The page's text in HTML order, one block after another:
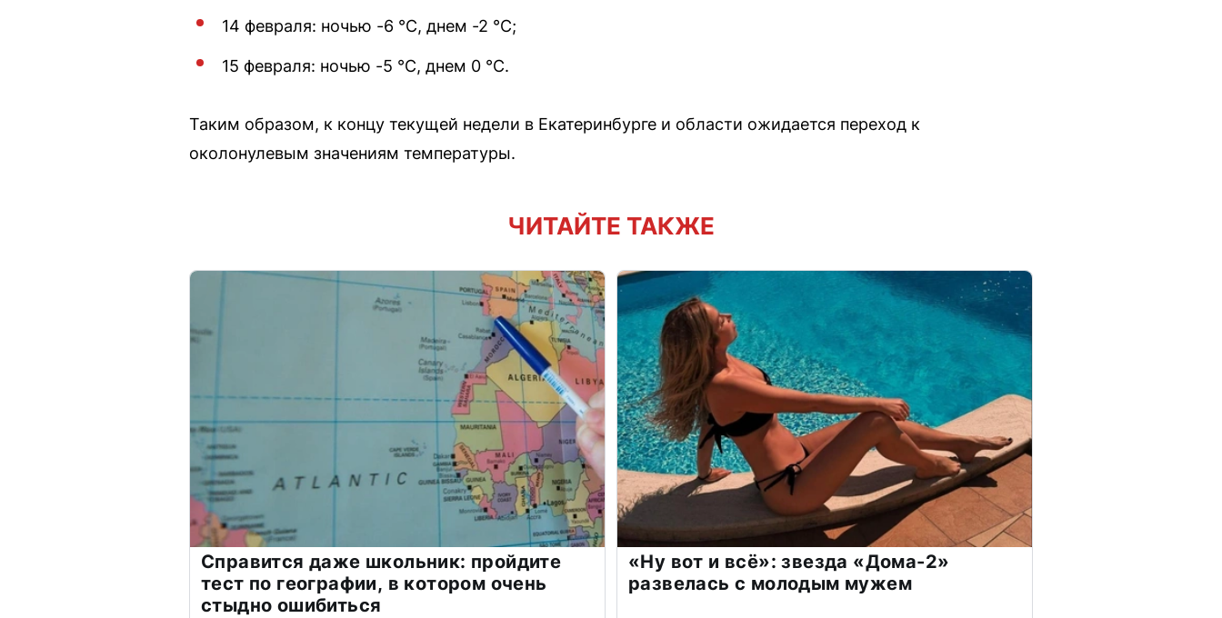
14 февраля: ночью -6 °C, днем -2 °C;
15 февраля: ночью -5 °C, днем 0 °C.
Таким образом, к концу текущей недели в Екатеринбурге и области ожидается переход к
околонулевым значениям температуры.
ЧИТАЙТЕ ТАКЖЕ
Справится даже школьник: пройдите
тест по географии, в котором очень
стыдно ошибиться
«Ну вот и всё»: звезда «Дома-2»
развелась с молодым мужем